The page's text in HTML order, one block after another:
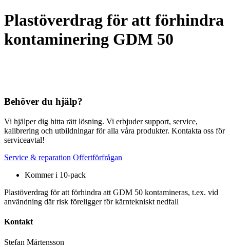
Plastöverdrag för att förhindra
kontaminering GDM 50
Behöver du hjälp?
Vi hjälper dig hitta rätt lösning. Vi erbjuder support, service,
kalibrering och utbildningar för alla våra produkter. Kontakta oss för
serviceavtal!
Service & reparation Offertförfrågan
Kommer i 10-pack
Plastöverdrag för att förhindra att GDM 50 kontamineras, t.ex. vid
användning där risk föreligger för kärntekniskt nedfall
Kontakt
Stefan Mårtensson